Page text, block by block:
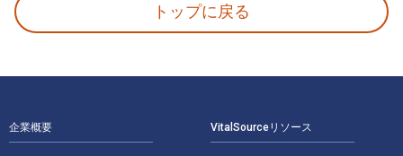
トップに戻る
企業概要 VitalSourceリソース